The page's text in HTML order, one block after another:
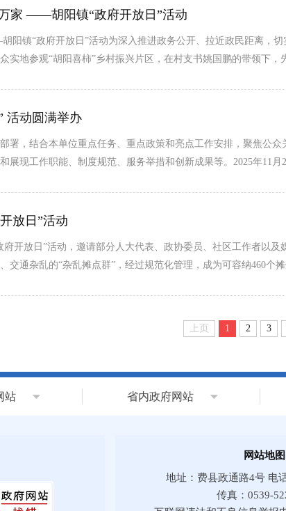
家 ——胡阳镇“政府开放日”活动
镇“政府开放日”活动为深入推进政务公开、拉近政民距离，
实地参观“胡阳喜柿”乡村振兴片区，在村支书姚国鹏的带领下
活动圆满举办
署，结合本单位重点任务、重点政策和亮点工作安排，聚焦公
展现工作职能、制度规范、服务举措和创新成果等。2025年11
放日”活动
府开放日”活动，邀请部分人大代表、政协委员、社区工作者以
交通杂乱的“杂乱摊点群”，经过规范化管理，成为可容纳460
上页 1 2 3
站 省内政府网站
网站地图
地址：费县政通路4号 电
传真：0539-